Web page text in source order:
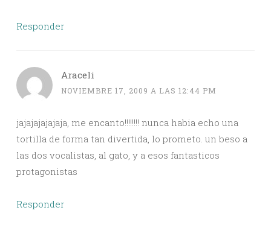
Responder
Araceli
NOVIEMBRE 17, 2009 A LAS 12:44 PM
jajajajajajaja, me encanto!!!!!!!! nunca habia echo una
tortilla de forma tan divertida, lo prometo. un beso a
las dos vocalistas, al gato, y a esos fantasticos
protagonistas
Responder